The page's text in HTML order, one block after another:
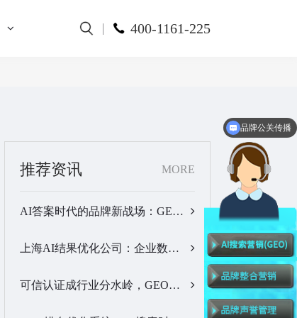
400-1161-225
推荐资讯 MORE
AI答案时代的品牌新战场：GEO公司选型逻辑与实战观察…
上海AI结果优化公司：企业数字化品牌曝光落地全解析…
可信认证成行业分水岭，GEO优化服务商推荐名单有了新答案…
品牌公关传播